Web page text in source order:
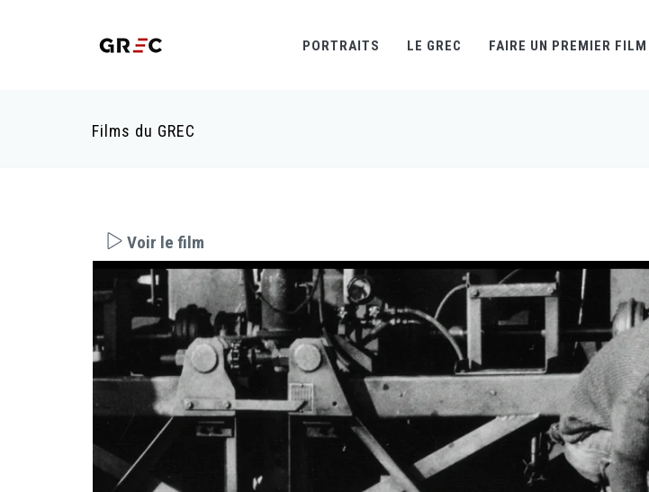
PORTRAITS LE GREC FAIRE UN PREMIER FILM
Films du GREC
Voir le film